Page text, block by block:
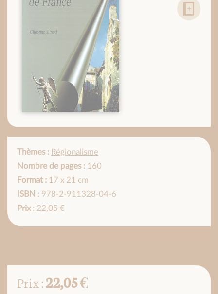
Thèmes : Régionalisme
Nombre de pages : 160
Format : 17 x 21 cm
ISBN : 978-2-911328-04-6
Prix: 22,05 €
Prix :22,05 €